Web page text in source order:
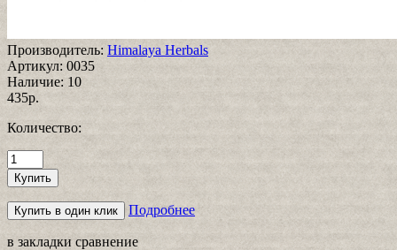
Производитель: Himalaya Herbals
Артикул: 0035
Наличие: 10
435р.
Количество:
Подробнее
в закладки сравнение